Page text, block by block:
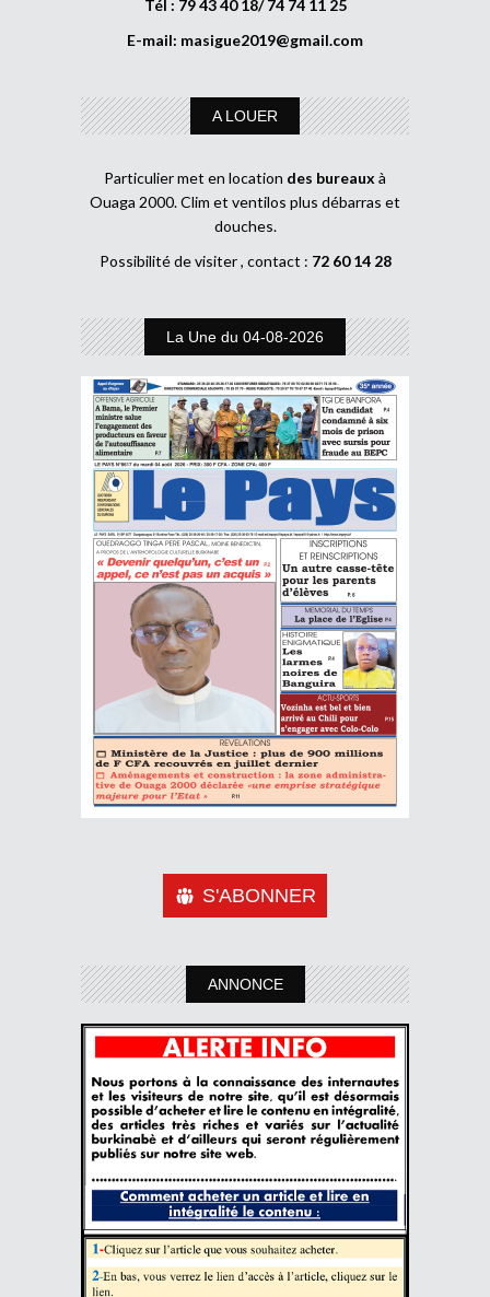
Tél : 79 43 40 18/ 74 74 11 25
E-mail: masigue2019@gmail.com
A LOUER
Particulier met en location des bureaux à
Ouaga 2000. Clim et ventilos plus débarras et
douches.
Possibilité de visiter , contact : 72 60 14 28
La Une du 04-08-2026
S'ABONNER
ANNONCE